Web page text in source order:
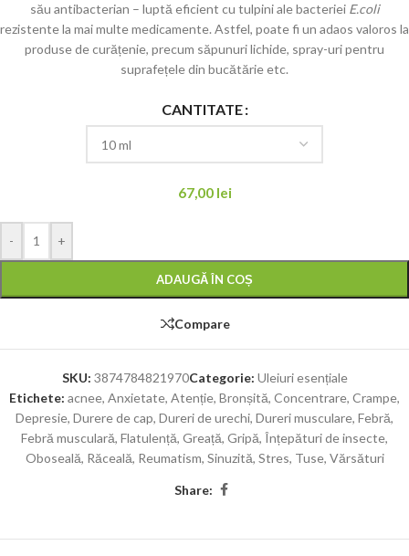
său antibacterian – luptă eficient cu tulpini ale bacteriei E.coli
rezistente la mai multe medicamente. Astfel, poate fi un adaos valoros la
produse de curățenie, precum săpunuri lichide, spray-uri pentru
suprafețele din bucătărie etc.
CANTITATE
67,00 lei
- +
ADAUGĂ ÎN COȘ
Compare
SKU: 3874784821970Categorie: Uleiuri esențiale
Etichete: acnee, Anxietate, Atenție, Bronșită, Concentrare, Crampe,
Depresie, Durere de cap, Dureri de urechi, Dureri musculare, Febră,
Febră musculară, Flatulență, Greață, Gripă, Înțepături de insecte,
Oboseală, Răceală, Reumatism, Sinuzită, Stres, Tuse, Vărsături
Share: